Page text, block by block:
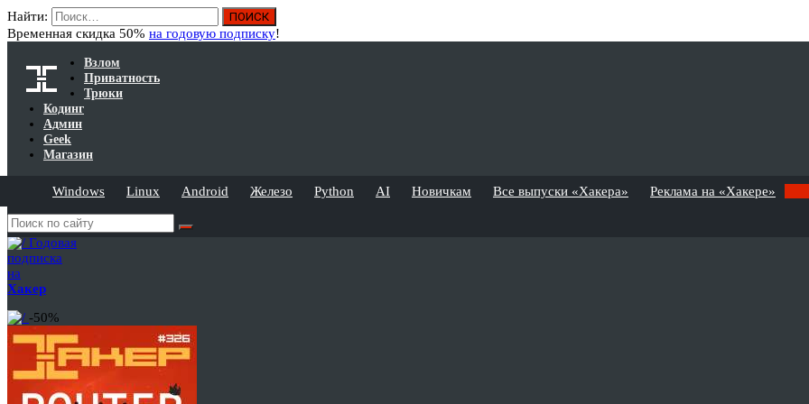
Найти:
Временная скидка 50% на годовую подписку!
Взлом
Приватность
Трюки
Кодинг
Админ
Geek
Магазин
Windows Linux Android Железо Python AI Новичкам Все выпуски «Хакера» Реклама на «Хакере»
Годовая
подписка
на
Хакер
-50%